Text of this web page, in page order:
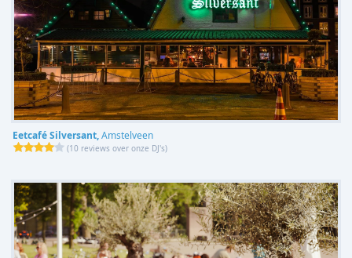
Eetcafé Silversant,Amstelveen
(10 reviews over onze DJ's)